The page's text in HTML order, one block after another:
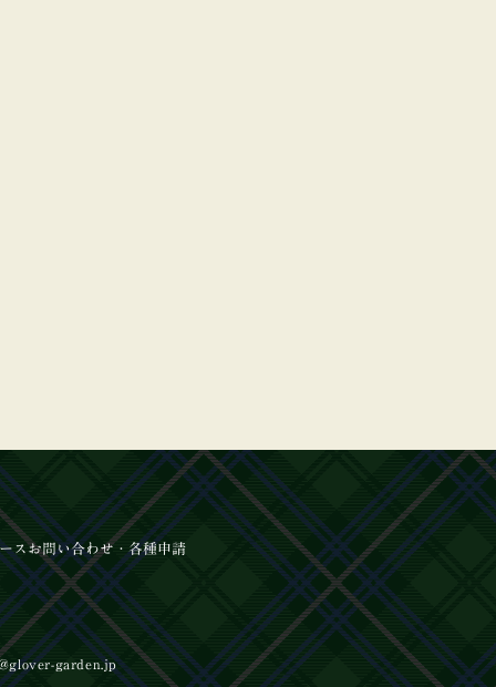
ト】長崎居留地まつり2026開催！
スお問い合わせ ・各種申請
garden.jp